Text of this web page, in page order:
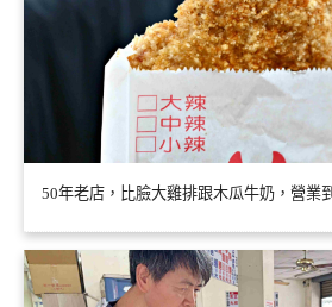
50年老店，比臉大雞排跟木瓜牛奶，營業